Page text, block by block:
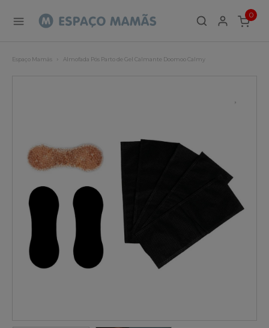
0
ITEMS
Espaço Mamãs Almofada Pós Parto de Gel Calmante Doomoo Calmy